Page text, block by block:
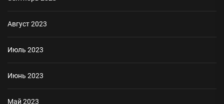
Август 2023
Июль 2023
Июнь 2023
Май 2023